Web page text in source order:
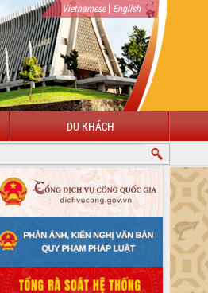
Vietnamese| English
DU KHÁCH
ĐIỆN TỬ TỈNH ĐẮK LẮK